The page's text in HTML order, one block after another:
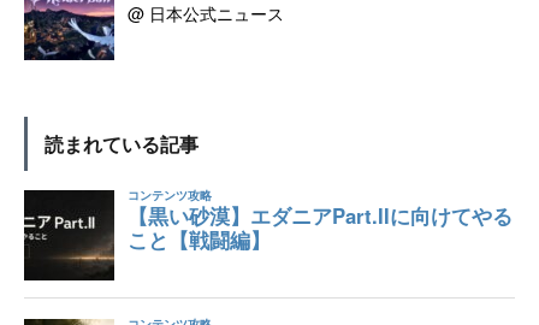
@ 日本公式ニュース
読まれている記事